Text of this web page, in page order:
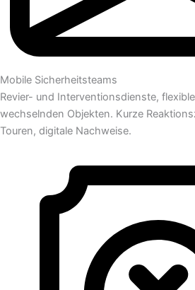
Mobile Sicherheitsteams
Revier- und Interventionsdienste,
wechselnden Objekten. Kurze
Touren, digitale Nachweise.